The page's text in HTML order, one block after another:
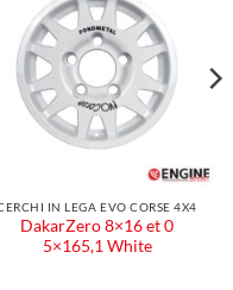
alla lista
dei
desideri
IN LEGA EVO CORSE 4X4
DakarZero 8×16 et 0
5×165,1 White